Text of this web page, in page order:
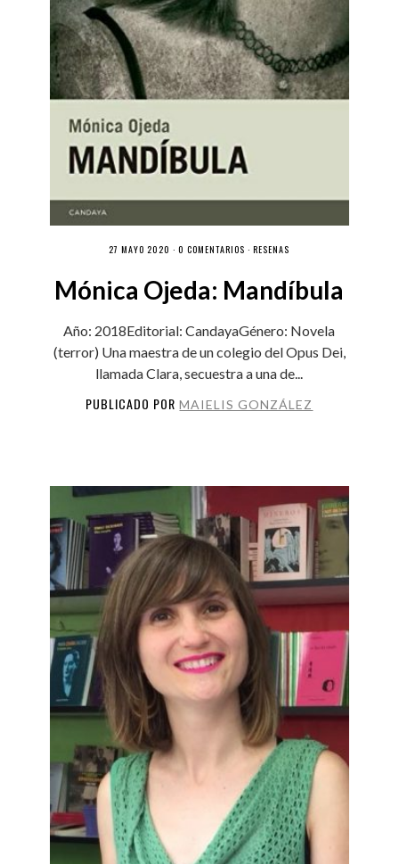
27 MAYO 2020 ·0 COMENTARIOS ·RESEÑAS
Mónica Ojeda: Mandíbula
Año: 2018Editorial: CandayaGénero: Novela
(terror) Una maestra de un colegio del Opus Dei,
llamada Clara, secuestra a una de...
PUBLICADO PORMAIELIS GONZÁLEZ